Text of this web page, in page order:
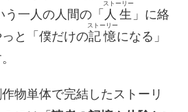
う一人の人間の「 人生
ストーリー
」に絡
と「僕だけの記憶
ストーリー
になる」
物単体で完結したストーリ